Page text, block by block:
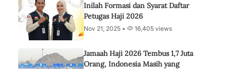
Inilah Formasi dan Syarat Daftar
Petugas Haji 2026
Nov 21, 2025 • 16,405 views
Jamaah Haji 2026 Tembus 1,7 Juta
Orang, Indonesia Masih yang